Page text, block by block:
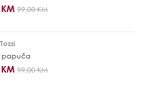
99,00 KM
papuča
99,00 KM